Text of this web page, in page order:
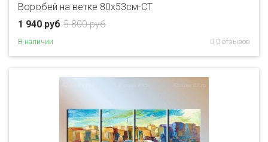
Воробей на ветке 80x53см-CT
5 800 руб
1 940 руб
В наличии 0 отзывов